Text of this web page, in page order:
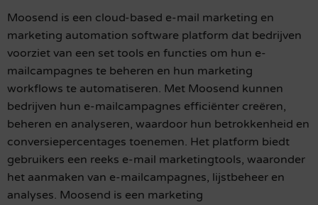
Moosend is een cloud-based e-mail marketing en
marketing automation software platform dat bedrijven
voorziet van een set tools en functies om hun e-
mailcampagnes te beheren en hun marketing
workflows te automatiseren. Met Moosend kunnen
bedrijven hun e-mailcampagnes efficiënter creëren,
beheren en analyseren, waardoor hun betrokkenheid en
conversiepercentages toenemen. Het platform biedt
gebruikers een reeks e-mail marketingtools, waaronder
het aanmaken van e-mailcampagnes, lijstbeheer en
analyses. Moosend is een marketing